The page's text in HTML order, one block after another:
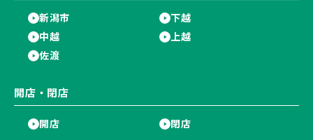
新潟市
下越
中越
上越
佐渡
開店・閉店
開店 閉店